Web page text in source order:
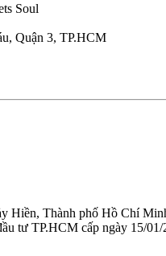
Soul
Quận 3, TP.HCM
Hiền, Thành phố Hồ Chí
tư TP.HCM cấp ngày 15/01/